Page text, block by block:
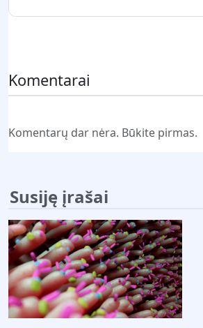
Komentarai
Komentarų dar nėra. Būkite pirmas.
Susiję įrašai